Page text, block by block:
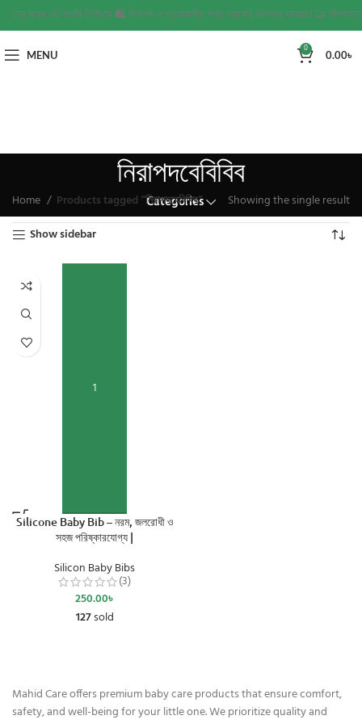
মধ্যে ডেলিভারি নিশ্চিত। 🛍️ নিরাপদ ও প্রয়োজনীয় পণ্য, সরাসরি আপনার দরজায়। 🤝
MENU 0 0.00৳
নিরাপদবেবিবিব
Categories
Home Products tagged “নিরাপদবেবিবিব”
Showing the single result
Show sidebar
Silicone Baby Bib – নরম, জলরোধী ও
সহজ পরিষ্কারযোগ্য |
Silicon Baby Bibs
(3)
250.00৳
127sold
Mahid Care offers premium baby care products that ensure comfort,
safety, and well-being for your little one. We prioritize quality and